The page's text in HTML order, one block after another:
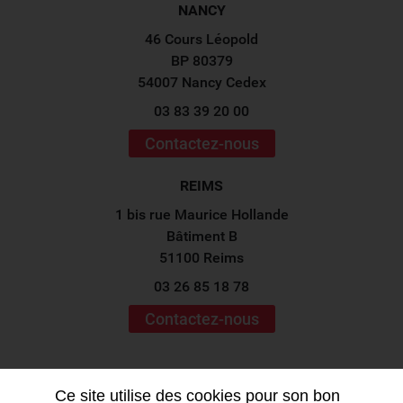
Ce site utilise des cookies pour son bon
NANCY
46 Cours Léopold
BP 80379
54007 Nancy Cedex
03 83 39 20 00
Contactez-nous
REIMS
1 bis rue Maurice Hollande
Bâtiment B
51100 Reims
03 26 85 18 78
Contactez-nous
réseaux sociaux !